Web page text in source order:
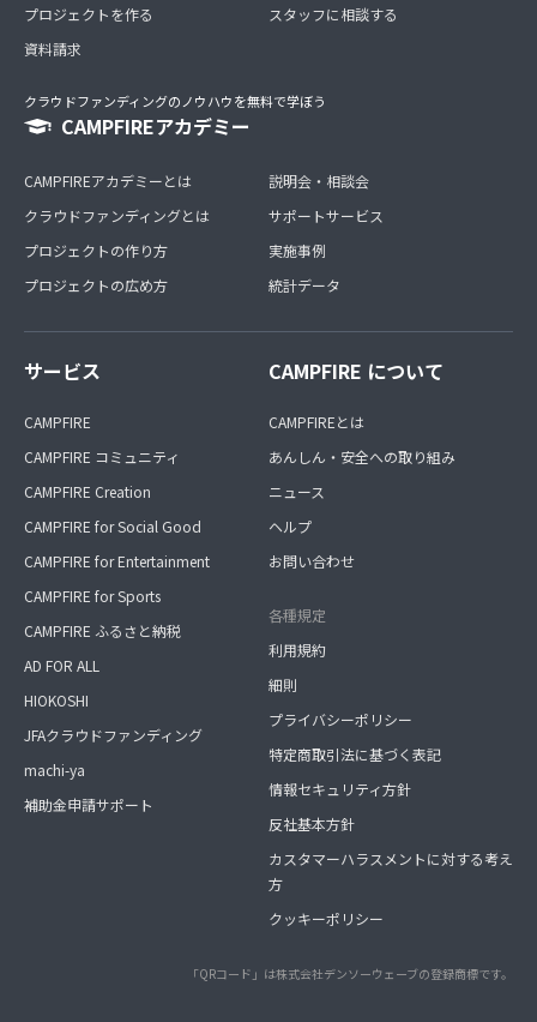
プロジェクトを作る
資料請求
スタッフに相談する
クラウドファンディングのノウハウを無料で学ぼう
CAMPFIREアカデミー
CAMPFIREアカデミーとは
クラウドファンディングとは
プロジェクトの作り方
プロジェクトの広め方
説明会・相談会
サポートサービス
実施事例
統計データ
サービス
CAMPFIRE
CAMPFIRE コミュニティ
CAMPFIRE Creation
CAMPFIRE for Social Good
CAMPFIRE for Entertainment
CAMPFIRE for Sports
CAMPFIRE ふるさと納税
AD FOR ALL
HIOKOSHI
JFAクラウドファンディング
machi-ya
補助金申請サポート
CAMPFIRE について
CAMPFIREとは
あんしん・安全への取り組み
ニュース
ヘルプ
お問い合わせ
各種規定
利用規約
細則
プライバシーポリシー
特定商取引法に基づく表記
情報セキュリティ方針
反社基本方針
カスタマーハラスメントに対する考え
方
クッキーポリシー
「QRコード」は株式会社デンソーウェーブの登録商標です。